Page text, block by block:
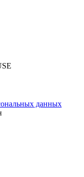
данных